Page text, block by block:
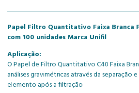
Papel Filtro Quantitativo Faixa Branca
com 100 unidades Marca Unifil
Aplicação:
O Papel de Filtro Quantitativo C40 Faixa
análises gravimétricas através da separação
elemento após a filtração